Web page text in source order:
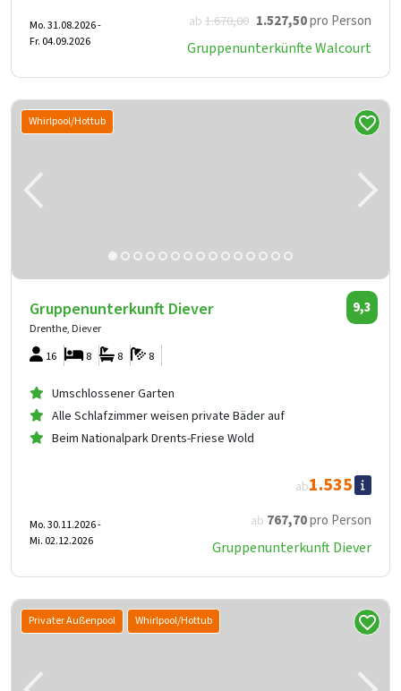
ab 1.670,00 1.527,50pro Person
Mo. 31.08.2026 -
Fr. 04.09.2026
Gruppenunterkünfte Walcourt
Whirlpool/Hottub
Gruppenunterkunft Diever
Drenthe, Diever
9,3
16 8
8
8
Umschlossener Garten
Alle Schlafzimmer weisen private Bäder auf
Beim Nationalpark Drents-Friese Wold
ab 767,70pro Person
ab1.535
Mo. 30.11.2026 -
Mi. 02.12.2026
Gruppenunterkunft Diever
Privater Außenpool Whirlpool/Hottub